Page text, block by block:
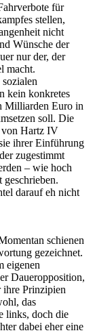
für
stellen,
nicht
Wünsche der
nur der, der
macht.
kein konkretes
Milliarden Euro in
soll. Die
von Hartz IV
ihrer Einführung
zugestimmt
– wie hoch
darauf eh nicht
schienen
gezeichnet.
eigenen
Daueropposition,
ihre Prinzipien
das
links, doch die
dabei eher eine